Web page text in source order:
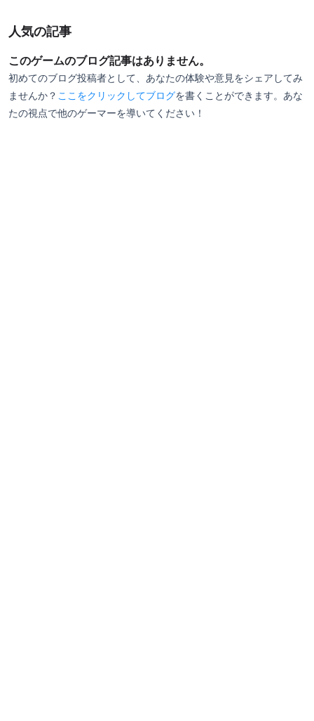
人気の記事
このゲームのブログ記事はありません。
初めてのブログ投稿者として、あなたの体験や意見をシェアしてみ
ませんか？ ここをクリックしてブログを書くことができます。あな
たの視点で他のゲーマーを導いてください！